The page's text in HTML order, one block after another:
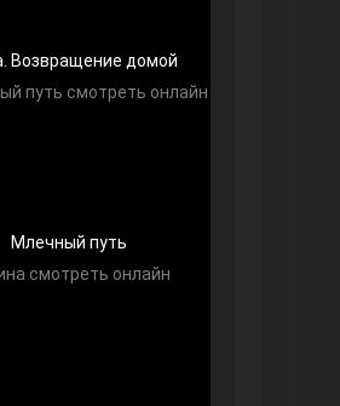
Возвращение домой
Млечный путь